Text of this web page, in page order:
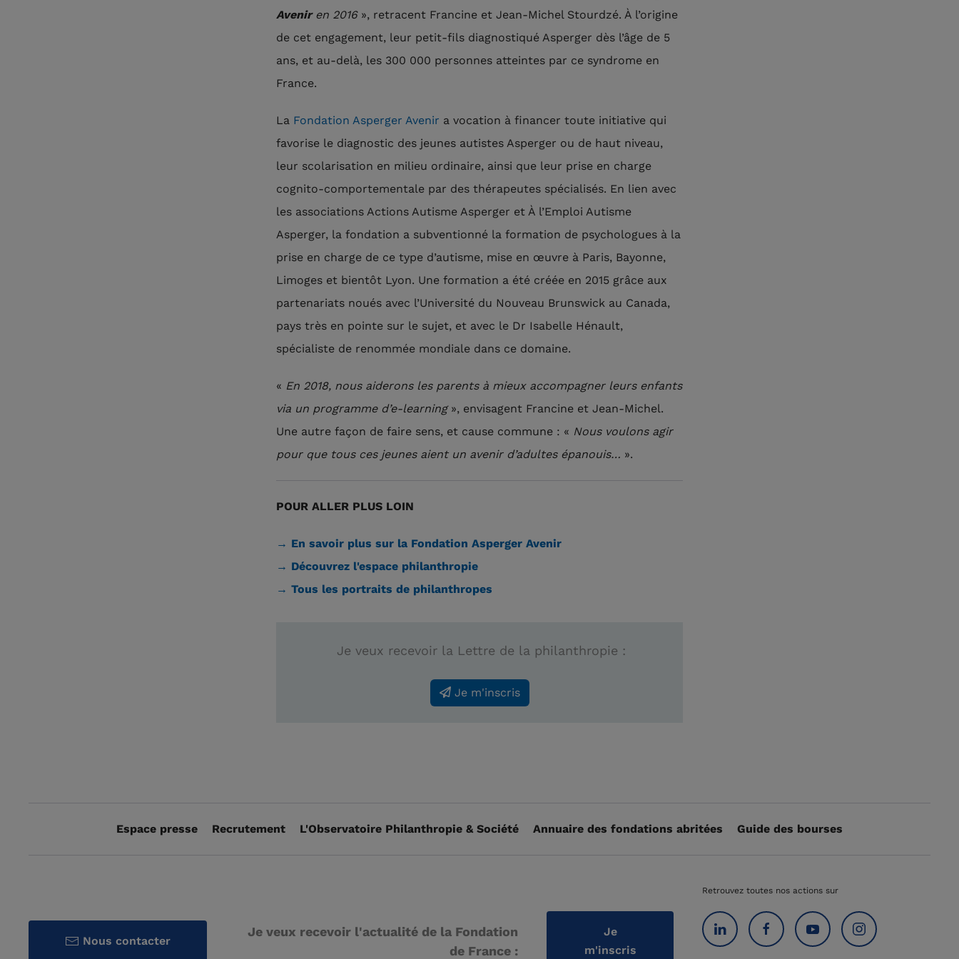
Aveniren 2016», retracent Francine et Jean-Michel Stourdzé. À l’origine
de cet engagement, leur petit-fils diagnostiqué Asperger dès l’âge de 5
ans, et au-delà, les 300 000 personnes atteintes par ce syndrome en
France.
La Fondation Asperger Avenir a vocation à financer toute initiative qui
favorise le diagnostic des jeunes autistes Asperger ou de haut niveau,
leur scolarisation en milieu ordinaire, ainsi que leur prise en charge
cognito-comportementale par des thérapeutes spécialisés. En lien avec
les associations Actions Autisme Asperger et À l’Emploi Autisme
Asperger, la fondation a subventionné la formation de psychologues à la
prise en charge de ce type d’autisme, mise en œuvre à Paris, Bayonne,
Limoges et bientôt Lyon. Une formation a été créée en 2015 grâce aux
partenariats noués avec l’Université du Nouveau Brunswick au Canada,
pays très en pointe sur le sujet, et avec le Dr Isabelle Hénault,
spécialiste de renommée mondiale dans ce domaine.
« En 2018, nous aiderons les parents à mieux accompagner leurs enfants
via un programme d’e-learning », envisagent Francine et Jean-Michel.
Une autre façon de faire sens, et cause commune : « Nous voulons agir
pour que tous ces jeunes aient un avenir d’adultes épanouis… ».
POUR ALLER PLUS LOIN
→ En savoir plus sur la Fondation Asperger Avenir
→ Découvrez l'espace philanthropie
→ Tous les portraits de philanthropes
Je veux recevoir la Lettre de la philanthropie :
Je m'inscris
Espace presse Recrutement L'Observatoire Philanthropie & Société Annuaire des fondations abritées Guide des bourses
Nous contacter
Je veux recevoir l'actualité de la Fondation
de France :
Je
m'inscris
Retrouvez toutes nos actions sur